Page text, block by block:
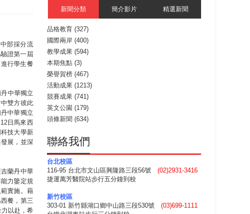
部採分流
證第一屆
行學生餐
中華獨立
雙方彼此
中華獨立
日馬來西
技大學新
展，並深
蘭丹中華
力鑒定規
實施。藉
餐，第三
以赴，希
新聞分類 簡介影片 精選新聞
品格教育 (327)
國際兩岸 (400)
教學成果 (594)
本期焦點 (3)
榮譽賀榜 (467)
活動成果 (1213)
競賽成果 (741)
英文公園 (179)
頭條新聞 (634)
聯絡我們
台北校區
116-95 台北市文山區興隆路三段56號 (02)2931-3416
捷運萬芳醫院站步行五分鐘到校
新竹校區
303-01 新竹縣湖口鄉中山路三段530號 (03)699-1111